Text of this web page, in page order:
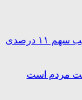
عراقچی: توافق با عمان نزدیک است/ تکذیب سهم ۱۱ درصدی
مردم است